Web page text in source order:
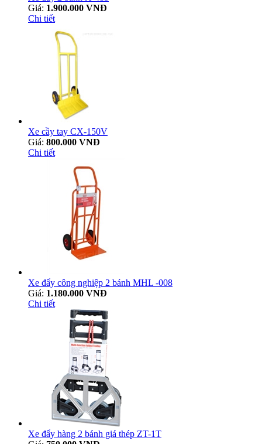
Giá: 1.900.000 VNĐ
Chi tiết
Xe cầy tay CX-150V
Giá: 800.000 VNĐ
Chi tiết
Xe đẩy công nghiệp 2 bánh MHL -008
Giá: 1.180.000 VNĐ
Chi tiết
Xe đẩy hàng 2 bánh giá thép ZT-1T